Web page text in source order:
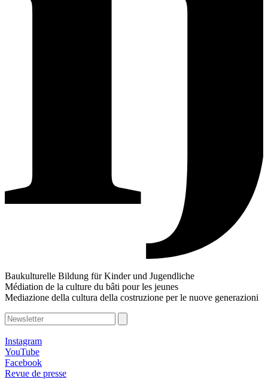
Baukulturelle Bildung für Kinder und Jugendliche
Médiation de la culture du bâti pour les jeunes
Mediazione della cultura della costruzione per le nuove generazioni
Instagram
YouTube
Facebook
Revue de presse